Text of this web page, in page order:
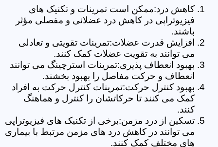
کاهش درد:ممکن است تمرینات و تکنیک های
فیزیوتراپی در کاهش درد عضلانی و مفصلی مؤثر
باشند.
افزایش قدرت عضلات:تمرینات تقویتی و تعادلی
می توانند به تقویت عضلات کمک کنند.
بهبود انعطاف پذیری:تمرینات استرچینگ می توانند
انعطاف و حرکت مفاصل را بهبود بخشند.
بهبود کنترل حرکت:تمرینات کنترل حرکت به افراد
کمک می کنند تا حرکاتشان را کنترل و هماهنگ
کنند.
تسکین از درد مزمن:برخی از تکنیک های فیزیوتراپی
می توانند در کاهش درد های مزمن مرتبط با بیماری
های مختلف کمک کنند.